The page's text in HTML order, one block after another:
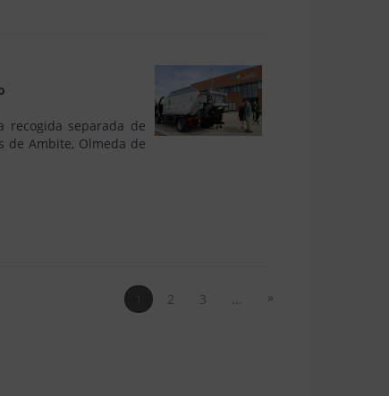
recogida separada de
de Ambite, Olmeda de
2 3 ... »